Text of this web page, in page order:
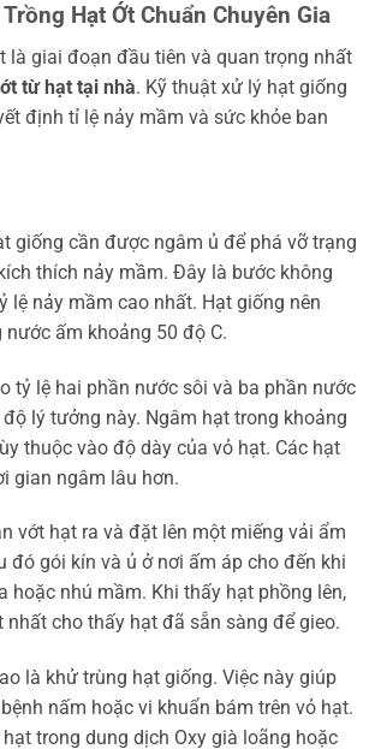
Hạt Ớt Chuẩn Chuyên Gia
là giai đoạn đầu tiên và quan trọng nhất
từ hạt tại nhà. Kỹ thuật xử lý hạt giống
định tỉ lệ nảy mầm và sức khỏe ban
giống cần được ngâm ủ để phá vỡ trạng
thích nảy mầm. Đây là bước không
lệ nảy mầm cao nhất. Hạt giống nên
ấm khoảng 50 độ C.
tỷ lệ hai phần nước sôi và ba phần nước
lý tưởng này. Ngâm hạt trong khoảng
thuộc vào độ dày của vỏ hạt. Các hạt
gian ngâm lâu hơn.
vớt hạt ra và đặt lên một miếng vải ẩm
đó gói kín và ủ ở nơi ấm áp cho đến khi
hoặc nhú mầm. Khi thấy hạt phồng lên,
nhất cho thấy hạt đã sẵn sàng để gieo.
là khử trùng hạt giống. Việc này giúp
nấm hoặc vi khuẩn bám trên vỏ hạt.
trong dung dịch Oxy già loãng hoặc